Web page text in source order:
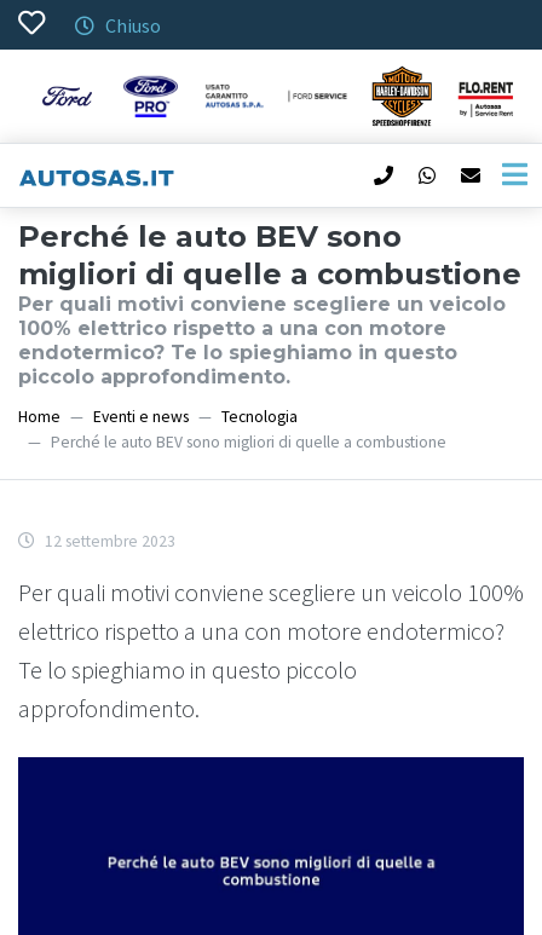
Chiuso
Perché le auto BEV sono
migliori di quelle a combustione
Per quali motivi conviene scegliere un veicolo
100% elettrico rispetto a una con motore
endotermico? Te lo spieghiamo in questo
piccolo approfondimento.
Home Eventi e news
Tecnologia
Perché le auto BEV sono migliori di quelle a combustione
12 settembre 2023
Per quali motivi conviene scegliere un veicolo 100%
elettrico rispetto a una con motore endotermico?
Te lo spieghiamo in questo piccolo
approfondimento.